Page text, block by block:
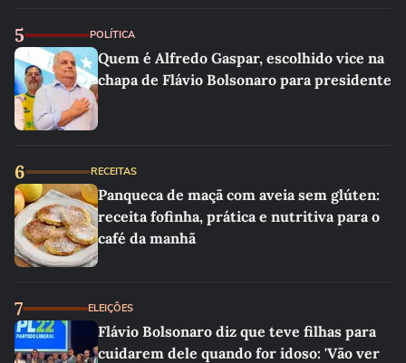
5 POLÍTICA
Quem é Alfredo Gaspar, escolhido vice na
chapa de Flávio Bolsonaro para presidente
6 RECEITAS
Panqueca de maçã com aveia sem glúten:
receita fofinha, prática e nutritiva para o
café da manhã
7 ELEIÇÕES
Flávio Bolsonaro diz que teve filhas para
cuidarem dele quando for idoso: 'Vão ver